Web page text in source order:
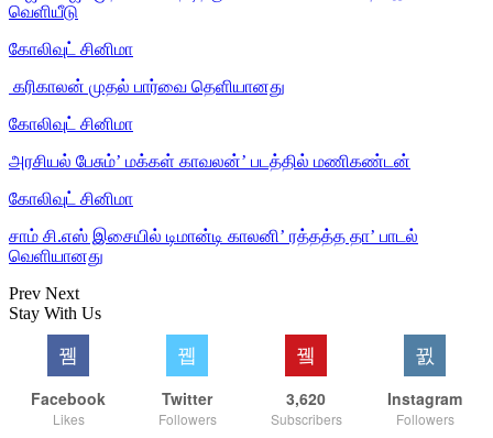
வெளியீடு
கோலிவுட் சினிமா
‎ கரிகாலன் முதல் பார்வை தெளியானது
கோலிவுட் சினிமா
அரசியல் பேசும்’ மக்கள் காவலன்’ படத்தில் மணிகண்டன்
கோலிவுட் சினிமா
சாம் சி.எஸ் இசையில் டிமான்டி காலனி’ ரத்தத்த தா’ பாடல்
வெளியானது
Prev Next
Stay With Us
Facebook
Likes
Twitter
Followers
3,620
Subscribers
Instagram
Followers